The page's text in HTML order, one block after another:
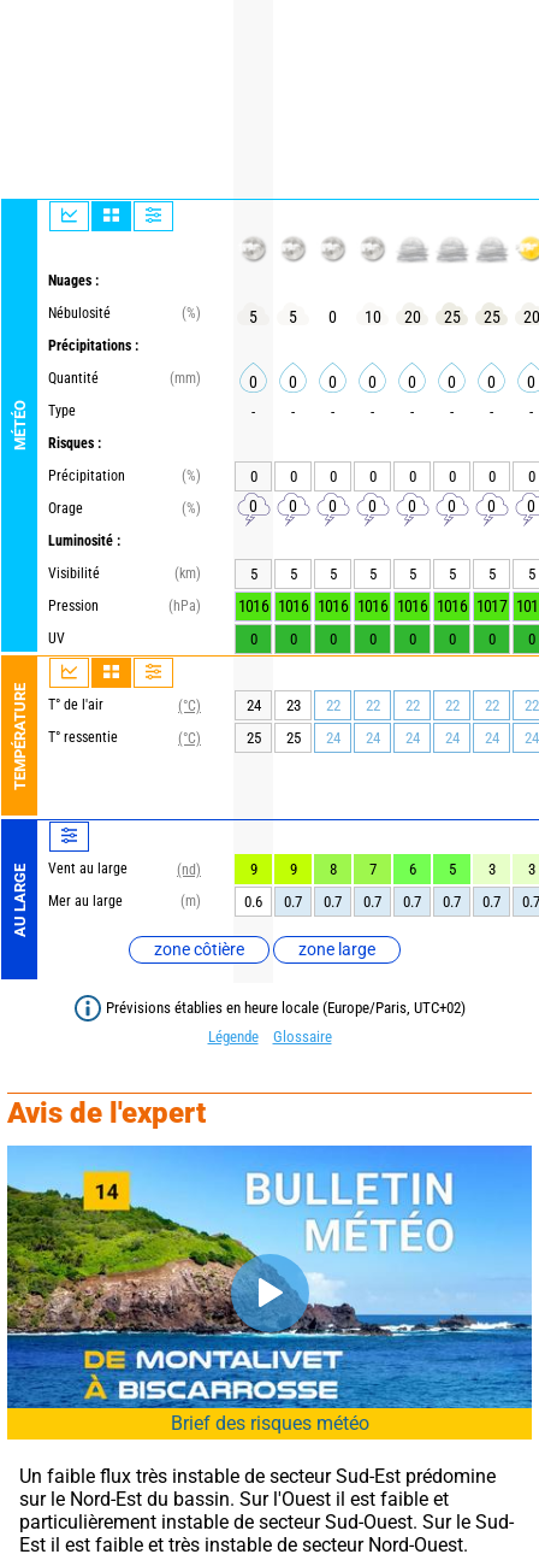
MÉTÉO
Nuages :
Nébulosité
(%)
Précipitations :
Quantité
(mm)
Type
Risques :
Précipitation
(%)
Orage
(%)
Luminosité :
Visibilité
(km)
Pression
(hPa)
UV
TEMPÉRATURE T° de l'air
(°C)
T° ressentie
(°C)
AU LARGE Vent au large
(nd)
Mer au large
(m)
zone côtière zone large
5 5 0 10 20 25 25 20
0 0 0 0 0 0 0 0
- - - - - - - -
0 0 0 0 0 0 0 0
0 0 0 0 0 0 0 0
5 5 5 5 5 5 5 5
1016 1016 1016 1016 1016 1016 1017
0 0 0 0 0 0 0 0
24 23 22 22 22 22 22
22
25
25 24 24 24 24 24 24
9 9 8 7 6 5 3
3
0.6
0.7 0.7 0.7 0.7 0.7 0.7 0.7
Prévisions établies en heure locale (Europe/Paris, UTC+02)
Légende
Glossaire
Avis de l'expert
Brief des risques météo
Un faible flux très instable de secteur Sud-Est prédomine
sur le Nord-Est du bassin. Sur l'Ouest il est faible et
particulièrement instable de secteur Sud-Ouest. Sur le Sud-
Est il est faible et très instable de secteur Nord-Ouest.